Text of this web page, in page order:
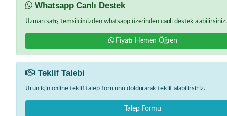
Whatsapp Canlı Destek
Uzman satış temsilcimizden whatsapp üzerinden canlı destek alabilirsiniz.
Fiyatı Hemen Öğren
Teklif Talebi
Ürün için online teklif talep formunu doldurarak teklif alabilirsiniz.
Talep Formu